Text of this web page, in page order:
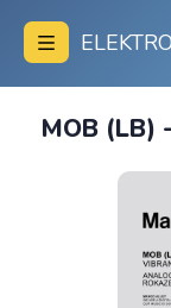
MOB (LB)